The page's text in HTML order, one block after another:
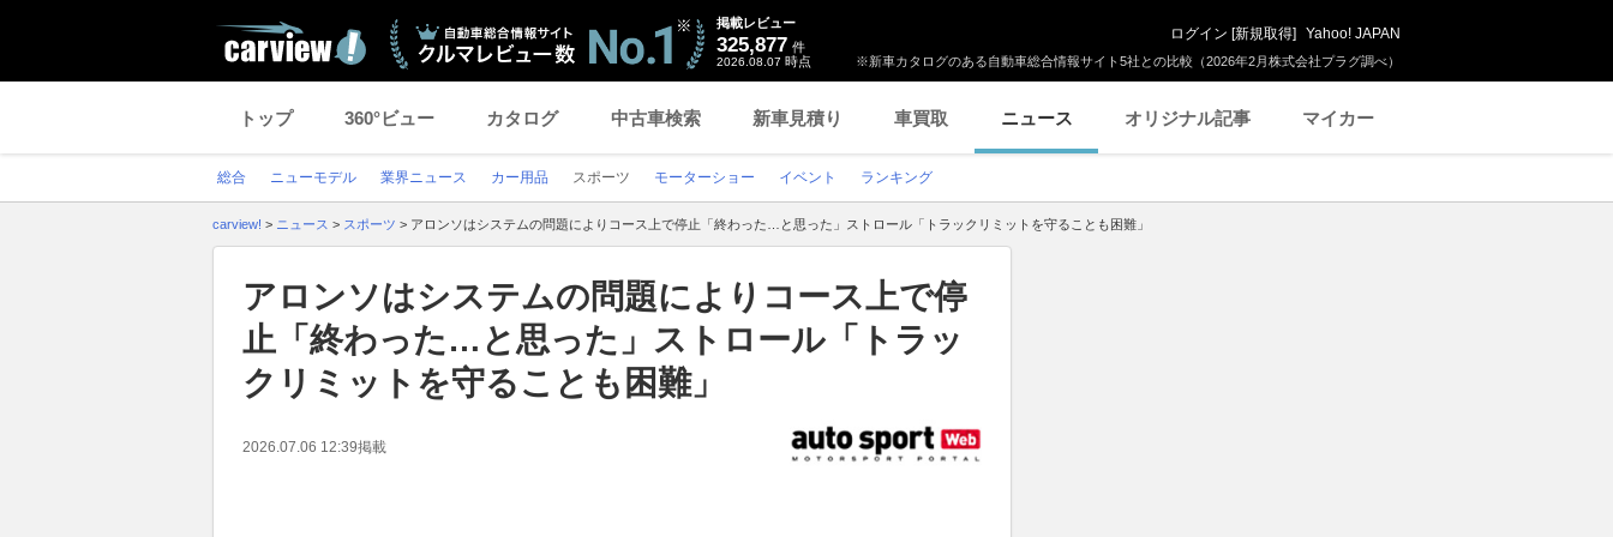
※新車カタログのある自動車総合情報サイト5社との比較（2026年2月株式会社プラグ調べ）
掲載レビュー
325,877 件
2026.08.07 時点
ログイン [新規取得] Yahoo! JAPAN
トップ 360°ビュー カタログ 中古車検索 新車見積り 車買取 ニュース オリジナル記事 マイカー
総合 ニューモデル 業界ニュース カー用品 スポーツ モーターショー イベント ランキング
carview! > ニュース > スポーツ > アロンソはシステムの問題によりコース上で停止「終わった…と思った」ストロール「トラックリミットを守ることも困難」
アロンソはシステムの問題によりコース上で停
止「終わった…と思った」ストロール「トラッ
クリミットを守ることも困難」
2026.07.06 12:39掲載